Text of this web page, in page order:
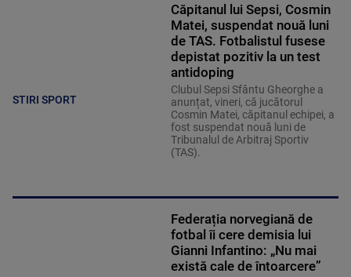
STIRI SPORT
Căpitanul lui Sepsi, Cosmin
Matei, suspendat nouă luni
de TAS. Fotbalistul fusese
depistat pozitiv la un test
antidoping
Clubul Sepsi Sfântu Gheorghe a
anunțat, vineri, că jucătorul
Cosmin Matei, căpitanul echipei, a
fost suspendat nouă luni de
Tribunalul de Arbitraj Sportiv
(TAS).
Federația norvegiană de
fotbal îi cere demisia lui
Gianni Infantino: „Nu mai
există cale de întoarcere”